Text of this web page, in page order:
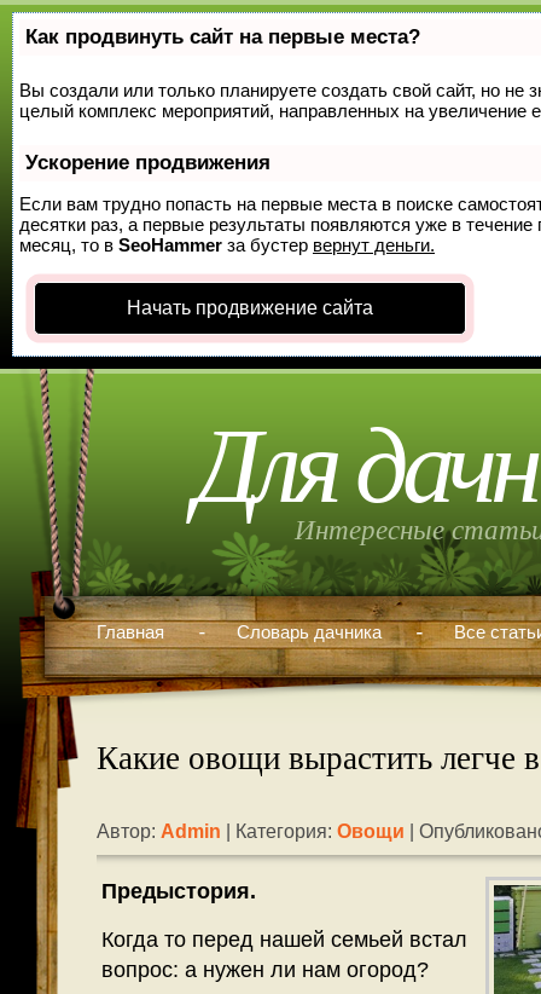
Как продвинуть сайт на первые места?
Вы создали или только планируете создать свой сайт, но не
целый комплекс мероприятий, направленных на увеличение
Ускорение продвижения
Если вам трудно попасть на первые места в поиске
десятки раз, а первые результаты появляются уже в
месяц, то в SeoHammer за бустер вернут деньги.
Начать продвижение сайта
Для
Интересные
Главная Словарь дачника Все
Какие овощи вырастить легче
Автор: Admin | Категория: Овощи |
Предыстория.
Когда то перед нашей семьей встал
вопрос: а нужен ли нам огород?